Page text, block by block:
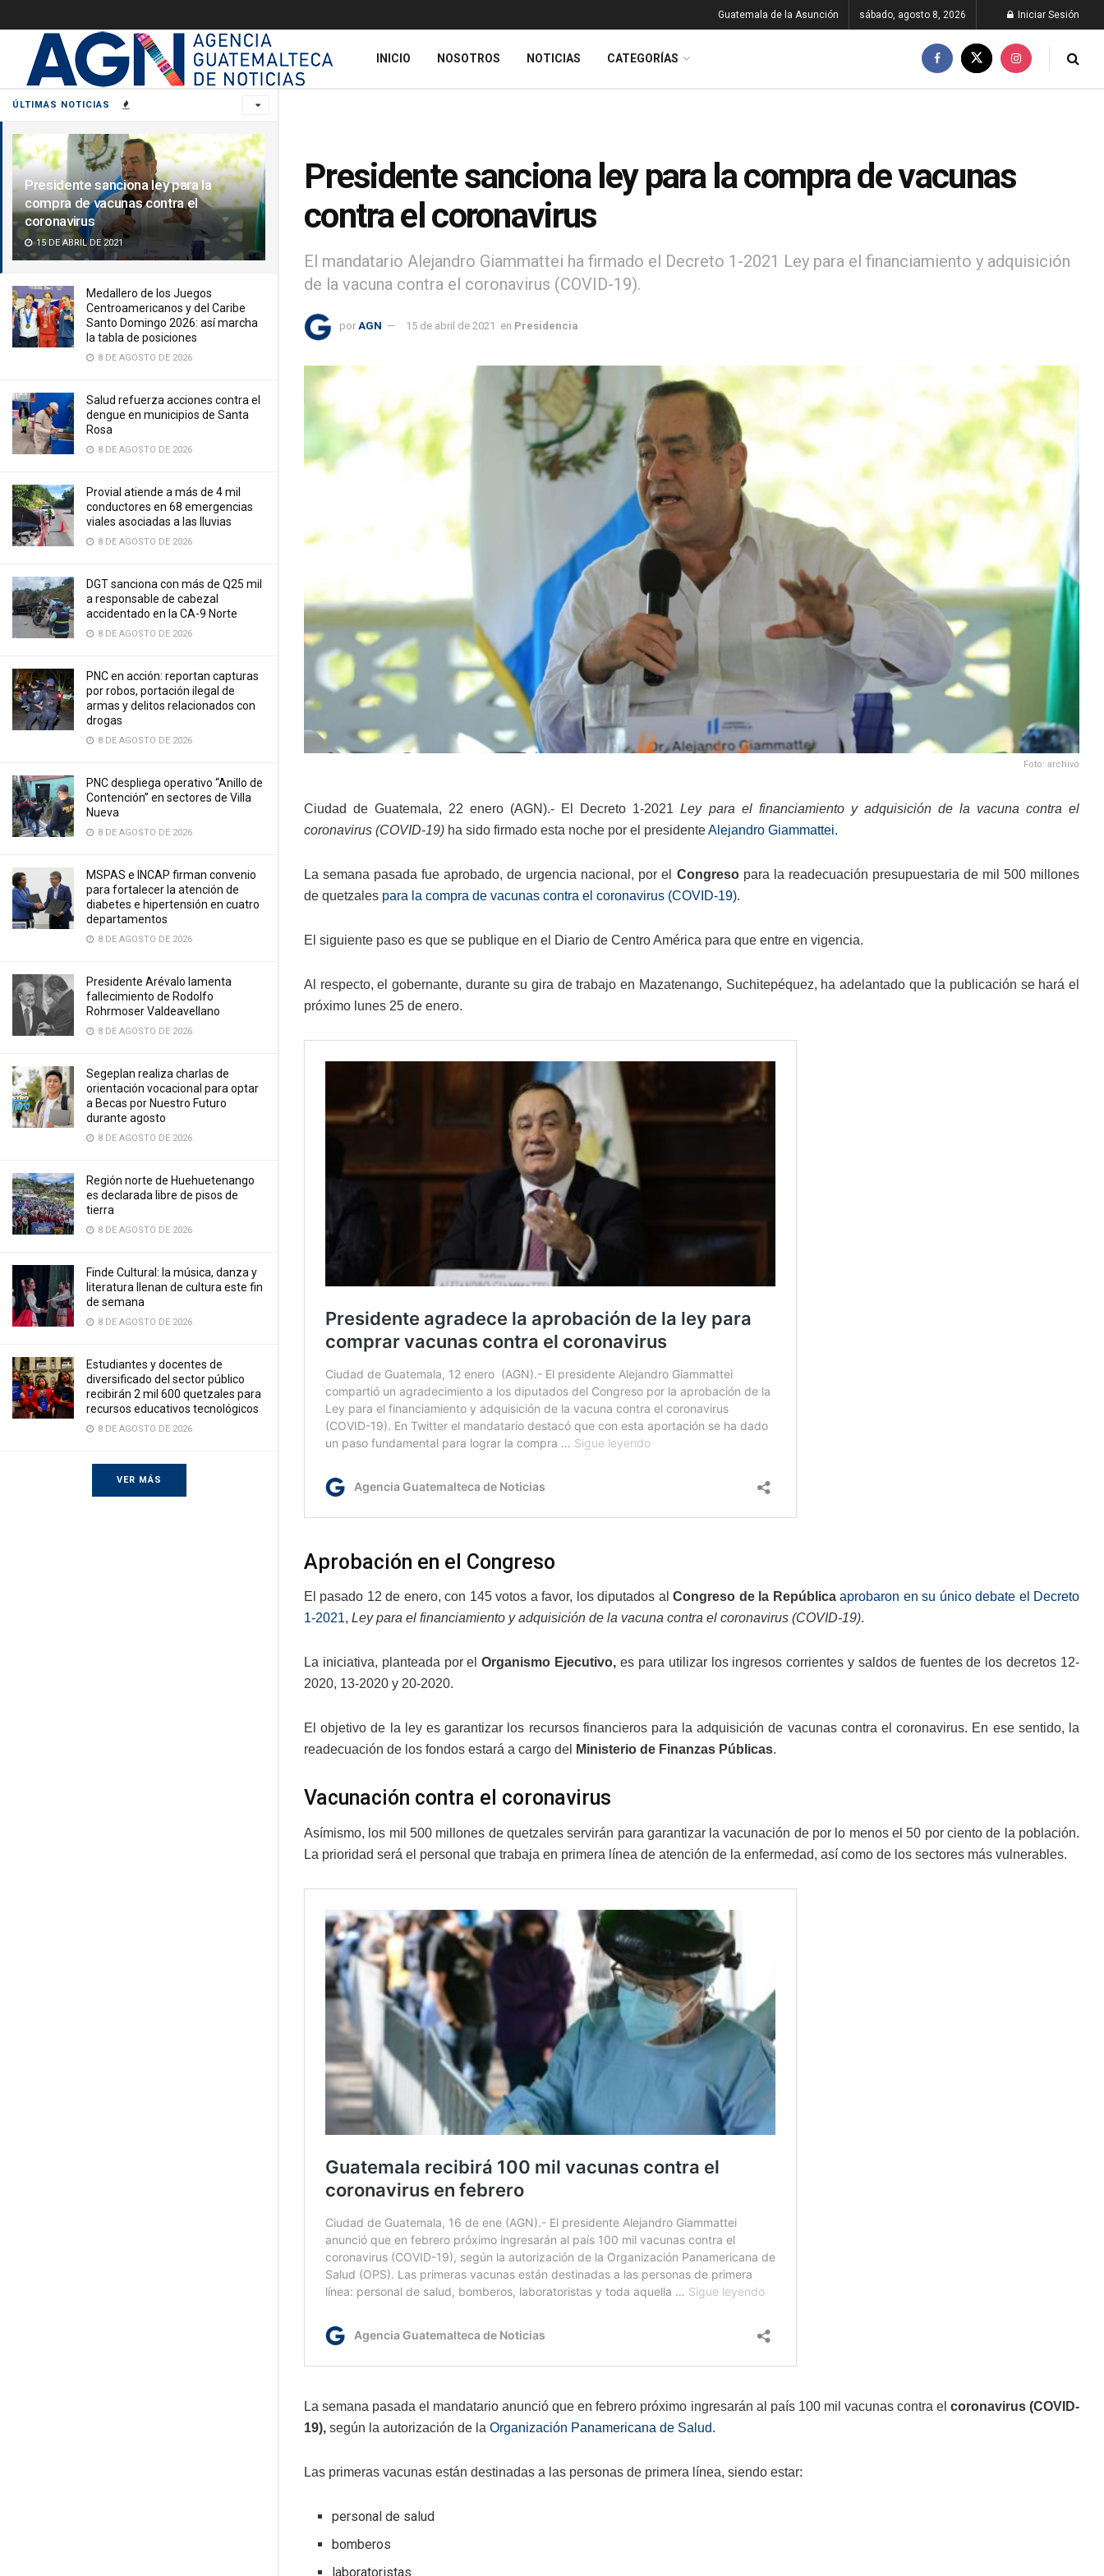
ÚLTIMAS NOTICIAS
Presidente sanciona ley para la
compra de vacunas contra el
coronavirus
15 DE ABRIL DE 2021
Medallero de los Juegos
Centroamericanos y del Caribe
Santo Domingo 2026: así marcha
la tabla de posiciones
8 DE AGOSTO DE 2026
Salud refuerza acciones contra el
dengue en municipios de Santa
Rosa
8 DE AGOSTO DE 2026
Provial atiende a más de 4 mil
conductores en 68 emergencias
viales asociadas a las lluvias
8 DE AGOSTO DE 2026
DGT sanciona con más de Q25 mil
a responsable de cabezal
accidentado en la CA-9 Norte
8 DE AGOSTO DE 2026
PNC en acción: reportan capturas
por robos, portación ilegal de
armas y delitos relacionados con
drogas
8 DE AGOSTO DE 2026
PNC despliega operativo “Anillo de
Contención” en sectores de Villa
Nueva
8 DE AGOSTO DE 2026
MSPAS e INCAP firman convenio
para fortalecer la atención de
diabetes e hipertensión en cuatro
departamentos
8 DE AGOSTO DE 2026
Presidente Arévalo lamenta
fallecimiento de Rodolfo
Rohrmoser Valdeavellano
8 DE AGOSTO DE 2026
Segeplan realiza charlas de
orientación vocacional para optar
a Becas por Nuestro Futuro
durante agosto
8 DE AGOSTO DE 2026
Región norte de Huehuetenango
es declarada libre de pisos de
tierra
8 DE AGOSTO DE 2026
Finde Cultural: la música, danza y
literatura llenan de cultura este fin
de semana
8 DE AGOSTO DE 2026
Estudiantes y docentes de
diversificado del sector público
recibirán 2 mil 600 quetzales para
recursos educativos tecnológicos
8 DE AGOSTO DE 2026
VER MÁS
Guatemala de la Asunción sábado, agosto 8, 2026 Iniciar Sesión
INICIO NOSOTROS NOTICIAS CATEGORÍAS
Presidente sanciona ley para la compra de vacunas
contra el coronavirus
El mandatario Alejandro Giammattei ha firmado el Decreto 1-2021 Ley para el financiamiento y adquisición
de la vacuna contra el coronavirus (COVID-19).
por AGN 15 de abril de 2021 en Presidencia
Foto: archivo
Ciudad de Guatemala, 22 enero (AGN).- El Decreto 1-2021Ley para el financiamiento y adquisición de la vacuna contra el
coronavirus (COVID-19) ha sido firmado esta noche por el presidenteAlejandro Giammattei.
La semana pasada fue aprobado, de urgencia nacional, por el Congresopara la readecuación presupuestaria de mil 500 millones
de quetzales para la compra de vacunas contra el coronavirus (COVID-19).
El siguiente paso es que se publique en el Diario de Centro América para que entre en vigencia.
Al respecto, el gobernante, durante su gira de trabajo en Mazatenango, Suchitepéquez, ha adelantado que la publicación se hará el
próximo lunes 25 de enero.
Aprobación en el Congreso
El pasado 12 de enero, con 145 votos a favor, los diputados alCongreso de la República aprobaron en su único debate el Decreto
1-2021, Ley para el financiamiento y adquisición de la vacuna contra el coronavirus (COVID-19).
La iniciativa, planteada por elOrganismo Ejecutivo, es para utilizar los ingresos corrientes y saldos de fuentes de los decretos 12-
2020, 13-2020 y 20-2020.
El objetivo de la ley es garantizar los recursos financieros para la adquisición de vacunas contra el coronavirus. En ese sentido, la
readecuación de los fondos estará a cargo del
Ministerio de Finanzas Públicas.
Vacunación contra el coronavirus
Asímismo, los mil 500 millones de quetzales servirán para garantizar la vacunación de por lo menos el 50 por ciento de la población.
La prioridad será el personal que trabaja en primera línea de atención de la enfermedad, así como de los sectores más vulnerables.
La semana pasada el mandatario anunció que en febrero próximo ingresarán al país 100 mil vacunas contra el coronavirus (COVID-
19), según la autorización de la Organización Panamericana de Salud.
Las primeras vacunas están destinadas a las personas de primera línea, siendo estar:
personal de salud
bomberos
laboratoristas